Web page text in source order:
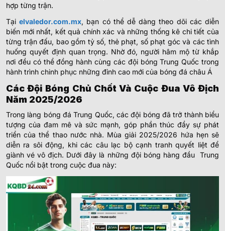
hợp từng trận.
Tạielvaledor.com.mx, bạn có thể dễ dàng theo dõi các diễn
biến mới nhất, kết quả chính xác và những thống kê chi tiết của
từng trận đấu, bao gồm tỷ số, thẻ phạt, số phạt góc và các tình
huống quyết định quan trọng. Nhờ đó, người hâm mộ từ khắp
nơi đều có thể đồng hành cùng các đội bóng Trung Quốc trong
hành trình chinh phục những đỉnh cao mới của bóng đá châu Á
Các Đội Bóng Chủ Chốt Và Cuộc Đua Vô Địch
Năm 2025/2026
Trong làng bóng đá Trung Quốc, các đội bóng đã trở thành biểu
tượng của đam mê và sức mạnh, góp phần thúc đẩy sự phát
triển của thể thao nước nhà. Mùa giải 2025/2026 hứa hẹn sẽ
diễn ra sôi động, khi các câu lạc bộ cạnh tranh quyết liệt để
giành vé vô địch. Dưới đây là những đội bóng hàng đầu Trung
Quốc nổi bật trong cuộc đua này: